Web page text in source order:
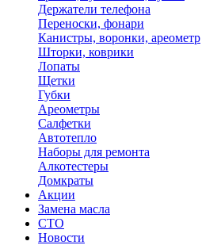
Держатели телефона
Переноски, фонари
Канистры, воронки, ареометр
Шторки, коврики
Лопаты
Щетки
Губки
Ареометры
Салфетки
Автотепло
Наборы для ремонта
Алкотестеры
Домкраты
Акции
Замена масла
СТО
Новости